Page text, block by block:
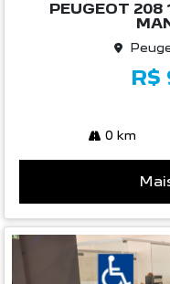
PEUGEOT 208
R$
0 km